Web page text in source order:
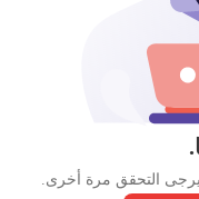
يرجى التحقق مرة أخرى.